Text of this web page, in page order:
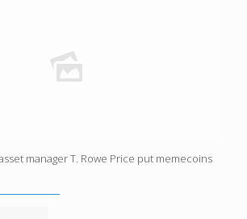
manager T. Rowe Price put memecoins